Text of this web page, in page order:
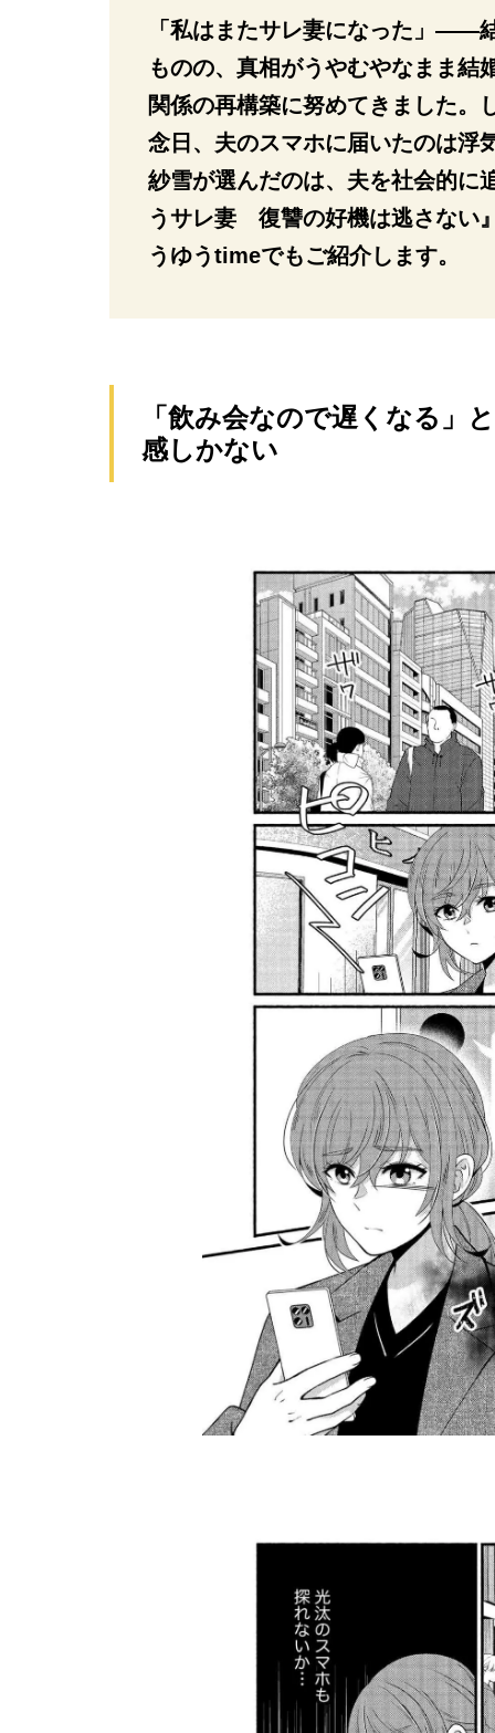
「私はまたサレ妻になった」――
ものの、真相がうやむやなまま結
関係の再構築に努めてきました。
念日、夫のスマホに届いたのは浮
紗雪が選んだのは、夫を社会的に
うサレ妻 復讐の好機は逃さない
うゆうtimeでもご紹介します。
「飲み会なので遅くなる」
感しかない